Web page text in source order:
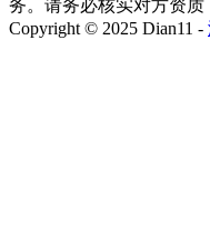
务。请务必核实对方资质
Copyright © 2025 Dian11 -